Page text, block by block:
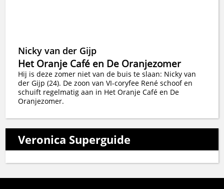
Nicky van der Gijp
Het Oranje Café en De Oranjezomer
Hij is deze zomer niet van de buis te slaan: Nicky van
der Gijp (24). De zoon van VI-coryfee René schoof en
schuift regelmatig aan in Het Oranje Café en De
Oranjezomer.
Veronica Superguide